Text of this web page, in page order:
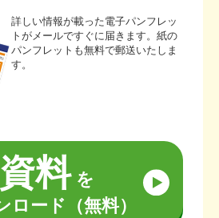
詳しい情報が載った電子パンフレッ
トがメールですぐに届きます。紙の
パンフレットも無料で郵送いたしま
す。
資料を
ロード（無料）